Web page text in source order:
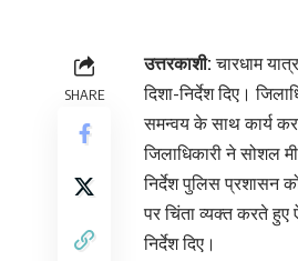
SHARE
उत्तरकाशी: चारधाम
दिशा-निर्देश दिए।
समन्वय के साथ कार्य
जिलाधिकारी ने सोशल
निर्देश पुलिस प्रशासन
पर चिंता व्यक्त करते
निर्देश दिए।